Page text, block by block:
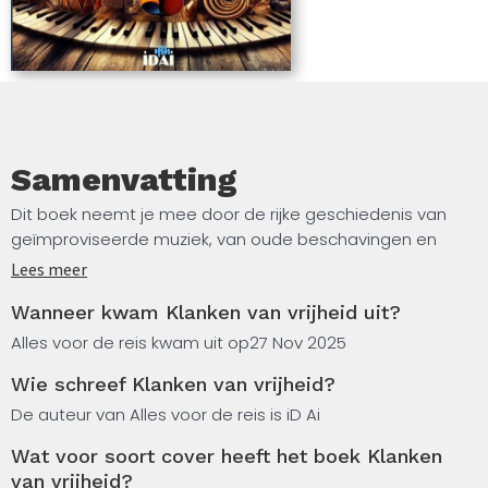
Samenvatting
Dit boek neemt je mee door de rijke geschiedenis van
geïmproviseerde muziek, van oude beschavingen en
vroegchristelijke kerken tot de expressieve vrijheid van
improvisatie een krachtig middel van creativiteit en
culturele expressie werd, en hoe het zich door de eeuwen
improvisatie een kernonderdeel van polyfone en
contrapuntische werken, terwijl klassieke meesters als
Lees meer
Wanneer kwam Klanken van vrijheid uit?
Alles voor de reis kwam uit op27 Nov 2025
Wie schreef Klanken van vrijheid?
De auteur van Alles voor de reis is iD Ai
Wat voor soort cover heeft het boek Klanken
van vrijheid?